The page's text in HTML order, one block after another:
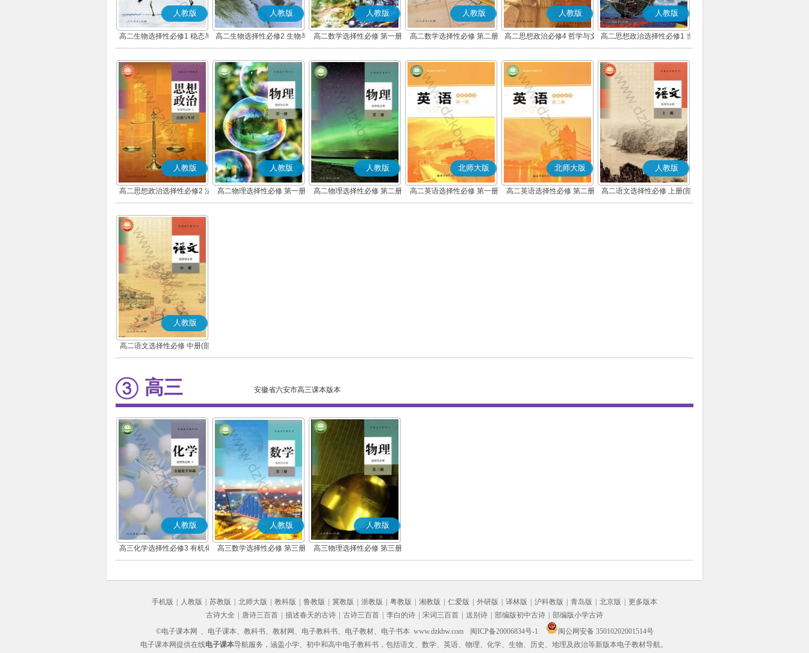
人教版
高二生物选择性必修1 稳态与
调节
人教版
高二生物选择性必修2 生物与
环境
人教版
高二数学选择性必修 第一册
(A版)
人教版
高二数学选择性必修 第二册
(A版)
人教版
高二思想政治必修4 哲学与文
化(部编版)
人教版
高二思想政治选择性必修1 当
代国际政治与经济(部编版)
人教版
高二思想政治选择性必修2 法
律与生活(部编版)
人教版
高二物理选择性必修 第一册
人教版
高二物理选择性必修 第二册
北师大版
高二英语选择性必修 第一册
北师大版
高二英语选择性必修 第二册
人教版
高二语文选择性必修 上册(部
编版)
人教版
高二语文选择性必修 中册(部
编版)
高三 安徽省六安市高三课本版本
人教版
高三化学选择性必修3 有机化
学基础
人教版
高三数学选择性必修 第三册
(A版)
人教版
高三物理选择性必修 第三册
手机版 人教版 苏教版 北师大版 教科版 鲁教版 冀教版 浙教版 粤教版 湘教版 仁爱版 外研版 译林版 沪科教版 青岛版 北京版
更多版本
古诗大全
唐诗三百首 描述春天的古诗 古诗三百首 李白的诗 宋词三百首 送别诗 部编版初中古诗
部编版小学古诗
©电子课本网 、电子课本、教科书、教材网、电子教科书、电子教材、电子书本 www.dzkbw.com 闽ICP备20006834号-1
闽公网安备 35010202001514号
电子课本网提供在线电子课本导航服务，涵盖小学、初中和高中电子教科书，包括语文、数学、英语、物理、化学、生物、历史、地理及政治等新版本电子教材导航。